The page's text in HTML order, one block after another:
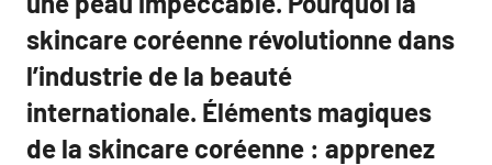
skincare coréenne révolutionne dans
l’industrie de la beauté
internationale. Éléments magiques
de la skincare coréenne : apprenez